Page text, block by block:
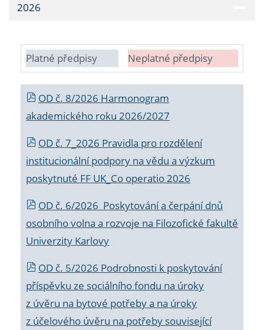
2026
Platné předpisy Neplatné předpisy
OD č. 8/2026 Harmonogram
akademického roku 2026/2027
OD č. 7_2026 Pravidla pro rozdělení
institucionální podpory na vědu a výzkum
poskytnuté FF UK_Co operatio 2026
OD č. 6/2026 Poskytování a čerpání dnů
osobního volna a rozvoje na Filozofické fakultě
Univerzity Karlovy
OD č. 5/2026 Podrobnosti k poskytování
příspěvku ze sociálního fondu na úroky
z úvěru na bytové potřeby a na úroky
z účelového úvěru na potřeby související